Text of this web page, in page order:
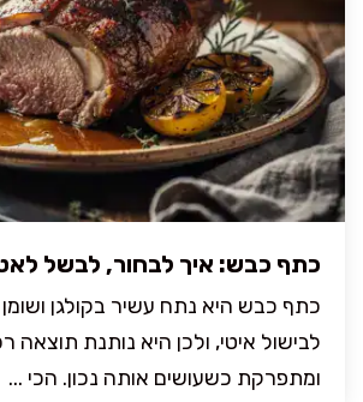
כתף כבש: איך לבחור, לבשל
כתף כבש היא נתח עשיר בקולגן
לבישול איטי, ולכן היא נותנת תוצאה
ומתפרקת כשעושים אותה נכון. הכי ...